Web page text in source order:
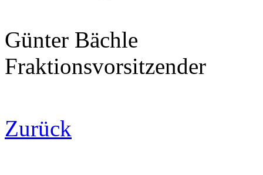
Günter Bächle
Fraktionsvorsitzender
Zurück